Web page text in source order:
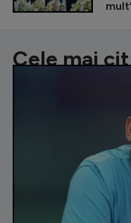
Cele mai